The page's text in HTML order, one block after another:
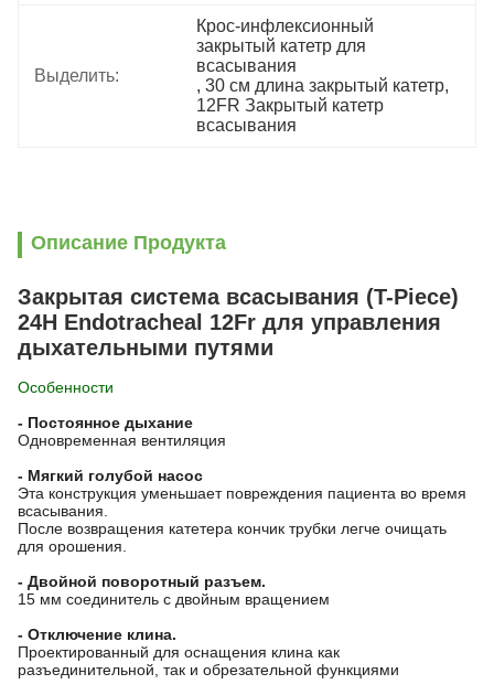
Выделить:
Крос-инфлексионный
закрытый катетр для
всасывания
, 30 см длина закрытый катетр,
12FR Закрытый катетр
всасывания
Описание Продукта
Закрытая система всасывания (T-Piece)
24H Endotracheal 12Fr для управления
дыхательными путями
Особенности
- Постоянное дыхание
Одновременная вентиляция
- Мягкий голубой насос
Эта конструкция уменьшает повреждения пациента во время
всасывания.
После возвращения катетера кончик трубки легче очищать
для орошения.
- Двойной поворотный разъем.
15 мм соединитель с двойным вращением
- Отключение клина.
Проектированный для оснащения клина как
разъединительной, так и обрезательной функциями